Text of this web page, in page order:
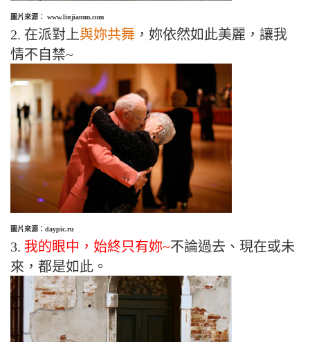
圖片來源： www.linjiamm.com
2. 在派對上與妳共舞，妳依然如此美麗，讓我
情不自禁~
圖片來源：daypic.ru
3. 我的眼中，始終只有妳~不論過去、現在或未
來，都是如此。